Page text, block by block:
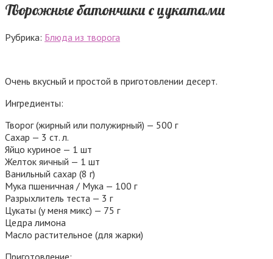
Творожные батончики с цукатами
Рубрика: Блюда из творога
Очень вкусный и простой в приготовлении десерт.
Ингредиенты:
Творог (жирный или полужирный) — 500 г
Сахар — 3 ст. л.
Яйцо куриное — 1 шт
Желток яичный — 1 шт
Ванильный сахар (8 г)
Мука пшеничная / Мука — 100 г
Разрыхлитель теста — 3 г
Цукаты (у меня микс) — 75 г
Цедра лимона
Масло растительное (для жарки)
Приготовление: